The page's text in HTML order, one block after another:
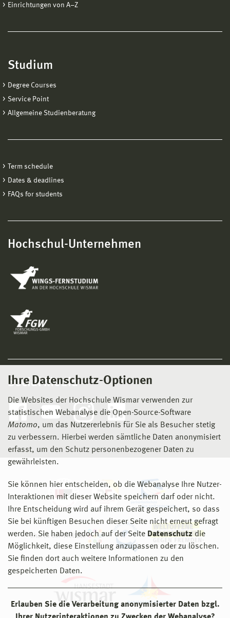
Ihre Datenschutz-Optionen
Die Websites der Hochschule Wismar verwenden zur
statistischen Webanalyse die Open-Source-Software
Matomo, um das Nutzererlebnis für Sie als Besucher stetig
zu verbessern. Hierbei werden sämtliche Daten anonymisiert
erfasst, um den Schutz personenbezogener Daten zu
gewährleisten.
Sie können hier entscheiden, ob die Webanalyse Ihre Nutzer-
Interaktionen mit dieser Website speichern darf oder nicht.
Ihre Entscheidung wird auf ihrem Gerät gespeichert, so dass
Sie bei künftigen Besuchen dieser Seite nicht erneut gefragt
werden. Sie haben jedoch auf der Seite Datenschutz die
Möglichkeit, diese Einstellung anzupassen oder zu löschen.
Sie finden dort auch weitere Informationen zu den
gespeicherten Daten.
Erlauben Sie die Verarbeitung anonymisierter Daten bzgl.
Mit der Allgemeinen Studienberatung, Haus 1,
14 Jahre
Teilnehmeranzahl:
Einrichtungen von A−Z
Studium
Degree Courses
Service Point
Allgemeine Studienberatung
Term schedule
Dates & deadlines
FAQs for students
Hochschul-Unternehmen
Social Media